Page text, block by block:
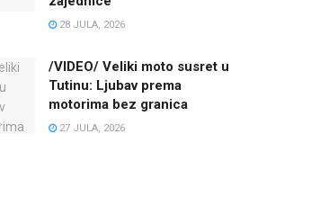
28 JULA, 2026
/VIDEO/ Veliki moto susret u
Tutinu: Ljubav prema
motorima bez granica
27 JULA, 2026